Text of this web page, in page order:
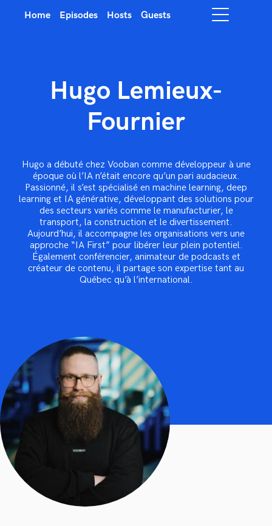
Home Episodes Hosts Guests
Hugo Lemieux-
Fournier
Hugo a débuté chez Vooban comme développeur à une
époque où l’IA n’était encore qu’un pari audacieux.
Passionné, il s’est spécialisé en machine learning, deep
learning et IA générative, développant des solutions pour
des secteurs variés comme le manufacturier, le
transport, la construction et le divertissement.
Aujourd’hui, il accompagne les organisations vers une
approche “IA First” pour libérer leur plein potentiel.
Également conférencier, animateur de podcasts et
créateur de contenu, il partage son expertise tant au
Québec qu’à l’international.